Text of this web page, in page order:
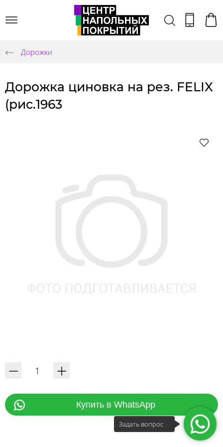
Дорожки
Дорожка циновка на рез. FELIX
(рис.1963
Купить в WhatsApp
Задать вопрос